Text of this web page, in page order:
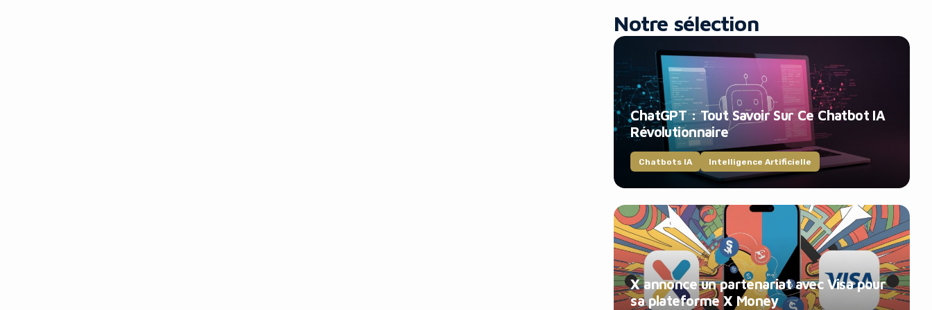
Notre sélection
ChatGPT : Tout Savoir Sur Ce Chatbot IA
Révolutionnaire
Chatbots IA Intelligence Artificielle
X annonce un partenariat avec Visa pour
sa plateforme X Money